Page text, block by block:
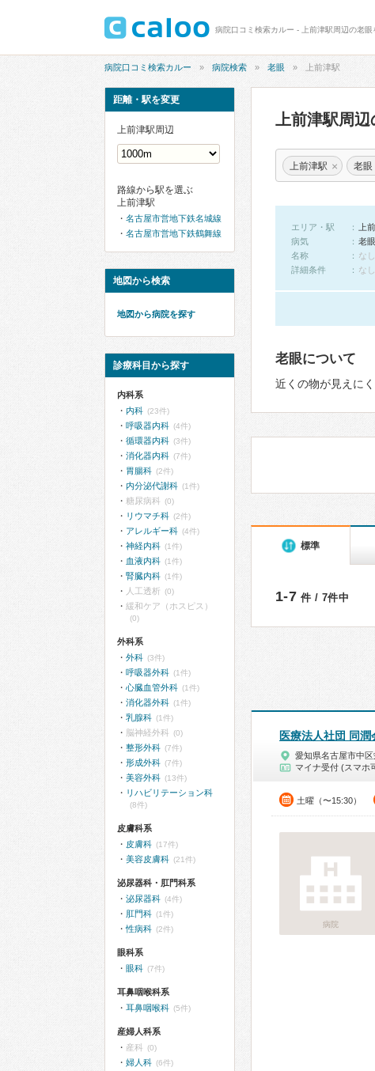
病院口コミ検索カルー - 上前津駅周辺の老
病院口コミ検索カルー 病院検索 老眼 上前津駅
上前津駅周辺
上前津駅 × 老眼
エリア・駅
上
病気
老眼
名称
なし
詳細条件
な
老眼について
近くの物が見えに
標準
1-7 件 / 7件中
医療法人社団 同潤
愛知県名古屋市中区
マイナ受付 (スマホ
土曜（〜15:30）
病院
距離・駅を変更
上前津駅周辺
路線から駅を選ぶ
上前津駅
名古屋市営地下鉄名城線
名古屋市営地下鉄鶴舞線
地図から検索
地図から病院を探す
診療科目から探す
内科系
内科 (23件)
呼吸器内科 (4件)
循環器内科 (3件)
消化器内科 (7件)
胃腸科 (2件)
内分泌代謝科 (1件)
糖尿病科 (0)
リウマチ科 (2件)
アレルギー科 (4件)
神経内科 (1件)
血液内科 (1件)
腎臓内科 (1件)
人工透析 (0)
緩和ケア（ホスピス）
(0)
外科系
外科 (3件)
呼吸器外科 (1件)
心臓血管外科 (1件)
消化器外科 (1件)
乳腺科 (1件)
脳神経外科 (0)
整形外科 (7件)
形成外科 (7件)
美容外科 (13件)
リハビリテーション科
(8件)
皮膚科系
皮膚科 (17件)
美容皮膚科 (21件)
泌尿器科・肛門科系
泌尿器科 (4件)
肛門科 (1件)
性病科 (2件)
眼科系
眼科 (7件)
耳鼻咽喉科系
耳鼻咽喉科 (5件)
産婦人科系
産科 (0)
婦人科 (6件)